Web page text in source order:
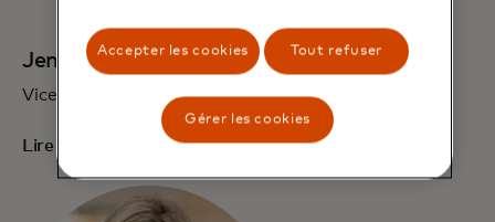
Jennifer Erickson
Vice-président exécutif, Communications
Lire la biographie
Accepter les cookies Tout refuser
Gérer les cookies